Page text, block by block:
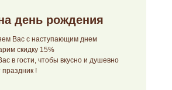
день рождения
Вас с наступающим днем
скидку 15%
в гости, чтобы вкусно и душевно
праздник !